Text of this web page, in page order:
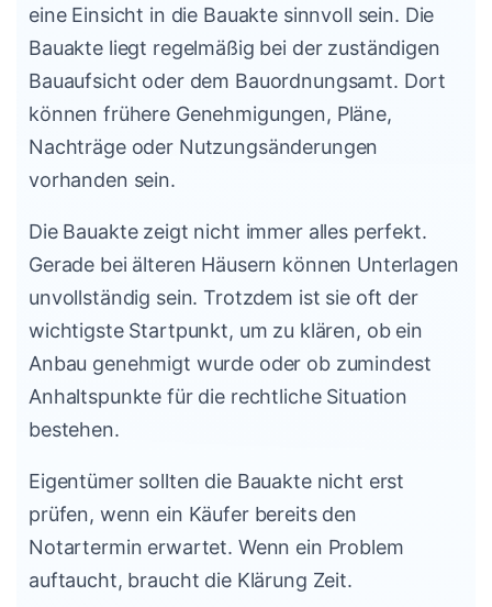
eine Einsicht in die Bauakte sinnvoll sein. Die
Bauakte liegt regelmäßig bei der zuständigen
Bauaufsicht oder dem Bauordnungsamt. Dort
können frühere Genehmigungen, Pläne,
Nachträge oder Nutzungsänderungen
vorhanden sein.
Die Bauakte zeigt nicht immer alles perfekt.
Gerade bei älteren Häusern können Unterlagen
unvollständig sein. Trotzdem ist sie oft der
wichtigste Startpunkt, um zu klären, ob ein
Anbau genehmigt wurde oder ob zumindest
Anhaltspunkte für die rechtliche Situation
bestehen.
Eigentümer sollten die Bauakte nicht erst
prüfen, wenn ein Käufer bereits den
Notartermin erwartet. Wenn ein Problem
auftaucht, braucht die Klärung Zeit.